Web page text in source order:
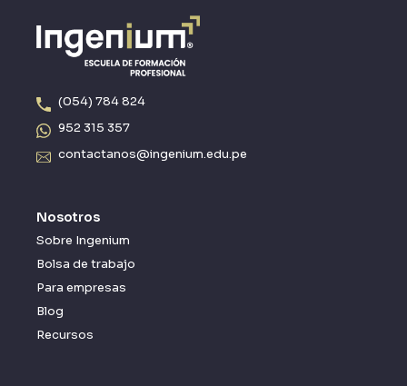
(054) 784 824
952 315 357
contactanos@ingenium.edu.pe
Nosotros
Sobre Ingenium
Bolsa de trabajo
Para empresas
Blog
Recursos